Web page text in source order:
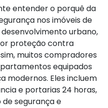
entender o porquê da
nos imóveis de
desenvolvimento urbano,
proteção contra
muitos compradores
equipados
modernos. Eles incluem
e portarias 24 horas,
segurança e